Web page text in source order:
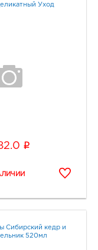
Уход
i
Сибирский кедр и
520мл